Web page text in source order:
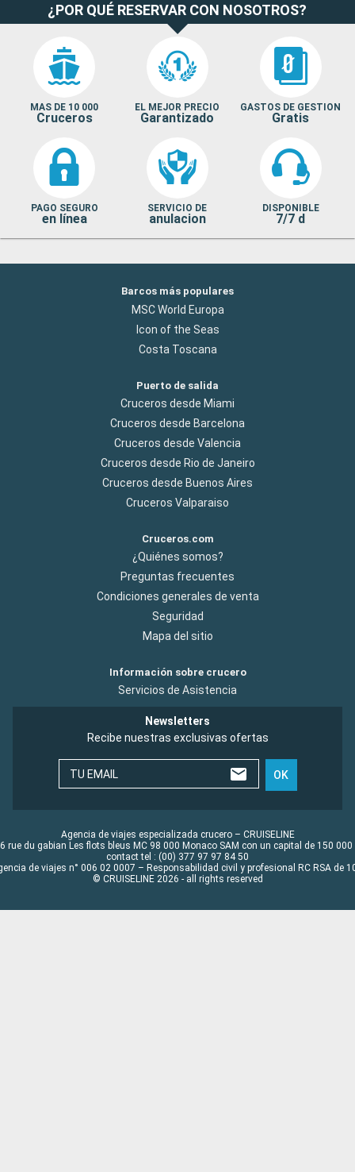
¿POR QUÉ RESERVAR CON NOSOTROS?
MAS DE 10 000
Cruceros
EL MEJOR PRECIO
Garantizado
GASTOS DE GESTION
Gratis
PAGO SEGURO
en línea
SERVICIO DE
anulacion
DISPONIBLE
7/7 d
Barcos más populares
MSC World Europa
Icon of the Seas
Costa Toscana
Puerto de salida
Cruceros desde Miami
Cruceros desde Barcelona
Cruceros desde Valencia
Cruceros desde Rio de Janeiro
Cruceros desde Buenos Aires
Cruceros Valparaiso
Cruceros.com
¿Quiénes somos?
Preguntas frecuentes
Condiciones generales de venta
Seguridad
Mapa del sitio
Información sobre crucero
Servicios de Asistencia
Newsletters
Recibe nuestras exclusivas ofertas
TU EMAIL OK
Agencia de viajes especializada crucero – CRUISELINE
rue du gabian Les flots bleus MC 98 000 Monaco SAM con un capital de 150 000
contact tel : (00) 377 97 97 84 50
de viajes n° 006 02 0007 – Responsabilidad civil y profesional RC RSA de
© CRUISELINE 2026 - all rights reserved